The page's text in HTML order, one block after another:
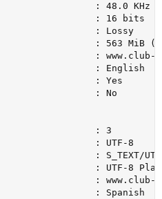
: 48.0 KHz
: 16 bits
: Lossy
: 563 MiB
: www.club-
: English
: Yes
: No
: 3
: UTF-8
: S_TEXT/
: UTF-8
: www.club-
: Spanish